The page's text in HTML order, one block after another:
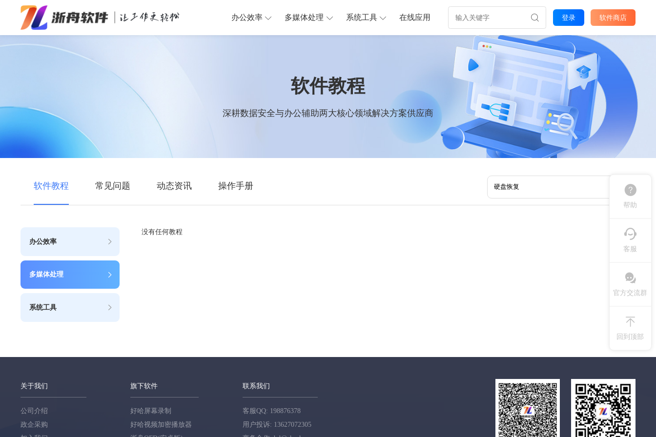
办公效率
办公效率 多媒体处理 系统工具 在线应用 登录 软件商店
软件教程
深耕数据安全与办公辅助两大核心领域解决方案供应商
软件教程 常见问题 动态资讯 操作手册
办公效率
多媒体处理
系统工具
没有任何教程
关于我们
公司介绍
政企采购
旗下软件
好哈屏幕录制
好哈视频加密播放器
联系我们
客服QQ: 198876378
用户投诉: 13627072305
帮助
客服
官方交流群
回到顶部